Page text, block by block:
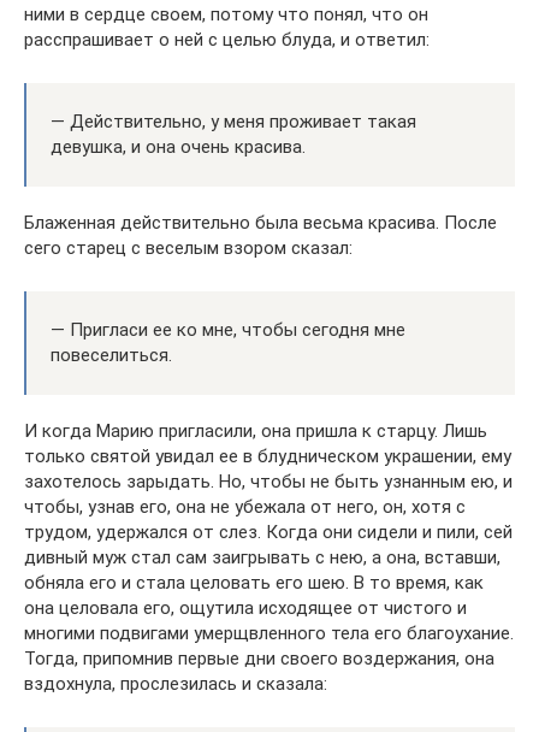
ними в сердце своем, потому что понял, что он
расспрашивает о ней с целью блуда, и ответил:
— Действительно, у меня проживает такая
девушка, и она очень красива.
Блаженная действительно была весьма красива. После
сего старец с веселым взором сказал:
— Пригласи ее ко мне, чтобы сегодня мне
повеселиться.
И когда Марию пригласили, она пришла к старцу. Лишь
только святой увидал ее в блудническом украшении, ему
захотелось зарыдать. Но, чтобы не быть узнанным ею, и
чтобы, узнав его, она не убежала от него, он, хотя с
трудом, удержался от слез. Когда они сидели и пили, сей
дивный муж стал сам заигрывать с нею, а она, вставши,
обняла его и стала целовать его шею. В то время, как
она целовала его, ощутила исходящее от чистого и
многими подвигами умерщвленного тела его благоухание.
Тогда, припомнив первые дни своего воздержания, она
вздохнула, прослезилась и сказала: